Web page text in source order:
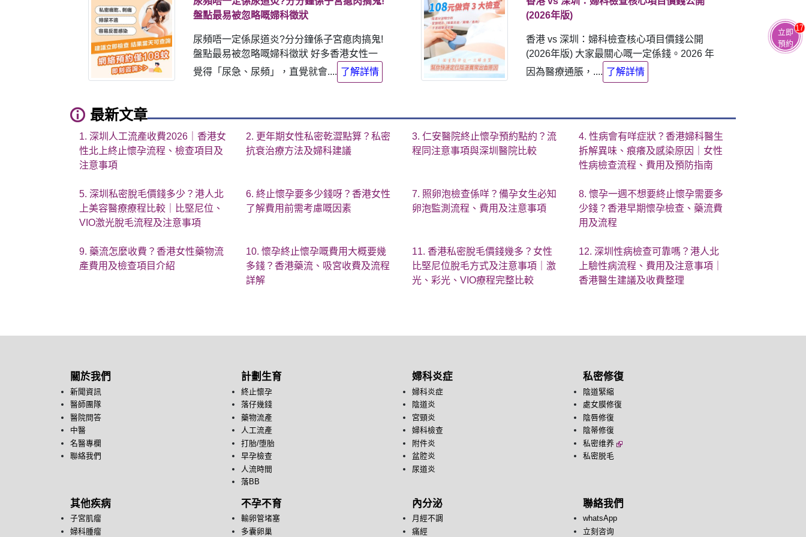
盤點最易被忽略嘅婦科徵狀
尿頻唔一定係尿道炎?分分鐘係子宮瘜肉搞鬼!
盤點最易被忽略嘅婦科徵狀 好多香港女性一
覺得「尿急、尿頻」，直覺就會.... 了解詳情
(2026年版)
香港 vs 深圳：婦科檢查核心項目價錢公開
(2026年版) 大家最關心嘅一定係錢。2026 年
因為醫療通脹，.... 了解詳情
最新文章
1. 深圳人工流產收費2026｜香港女
性北上終止懷孕流程、檢查項目及
注意事項
2. 更年期女性私密乾澀點算？私密
抗衰治療方法及婦科建議
3. 仁安醫院終止懷孕預約點約？流
程同注意事項與深圳醫院比較
4. 性病會有咩症狀？香港婦科醫生
拆解異味、痕癢及感染原因｜女性
性病檢查流程、費用及預防指南
5. 深圳私密脫毛價錢多少？港人北
上美容醫療療程比較｜比堅尼位、
VIO激光脫毛流程及注意事項
6. 終止懷孕要多少錢呀？香港女性
了解費用前需考慮嘅因素
7. 照卵泡檢查係咩？備孕女生必知
卵泡監測流程、費用及注意事項
8. 懷孕一週不想要終止懷孕需要多
少錢？香港早期懷孕檢查、藥流費
用及流程
9. 藥流怎麼收費？香港女性藥物流
產費用及檢查項目介紹
10. 懷孕終止懷孕嘅費用大概要幾
多錢？香港藥流、吸宮收費及流程
詳解
11. 香港私密脫毛價錢幾多？女性
比堅尼位脫毛方式及注意事項｜激
光、彩光、VIO療程完整比較
12. 深圳性病檢查可靠嗎？港人北
上驗性病流程、費用及注意事項｜
香港醫生建議及收費整理
關於我們
新聞資訊
醫師團隊
醫院問答
中醫
名醫專欄
聯絡我們
計劃生育
終止懷孕
落仔幾錢
藥物流產
人工流產
打胎/堕胎
早孕檢查
人流時間
落BB
婦科炎症
婦科炎症
陰道炎
宮頸炎
婦科檢查
附件炎
盆腔炎
尿道炎
私密修復
陰道緊縮
處女膜修復
陰唇修復
陰蒂修復
私密维养
私密脱毛
其他疾病
子宮肌瘤
婦科腫瘤
不孕不育
輸卵管堵塞
多囊卵巢
內分泌
月經不調
痛經
聯絡我們
whatsApp
立刻咨询
立即
預約
17